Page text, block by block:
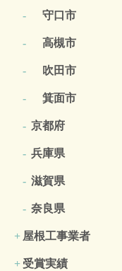
守口市
高槻市
吹田市
箕面市
京都府
兵庫県
滋賀県
奈良県
屋根工事業者
受賞実績